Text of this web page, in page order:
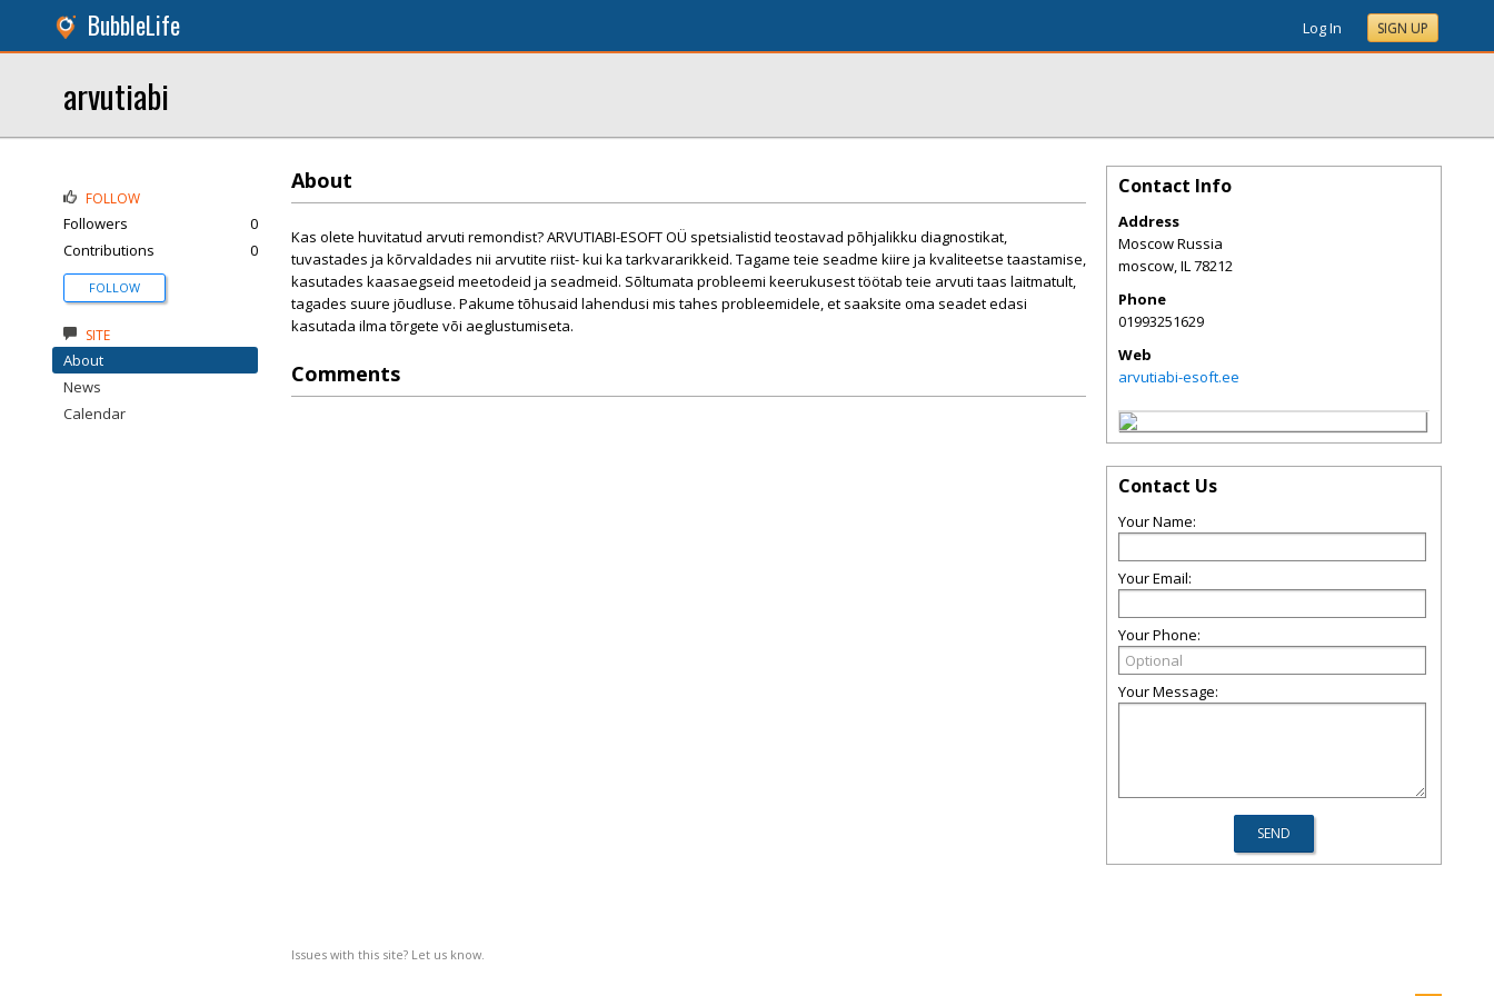
BubbleLife Log In SIGN UP
arvutiabi
About
Kas olete huvitatud arvuti remondist? ARVUTIABI-ESOFT OÜ spetsialistid teostavad põhjalikku diagnostikat,
tuvastades ja kõrvaldades nii arvutite riist- kui ka tarkvararikkeid. Tagame teie seadme kiire ja kvaliteetse taastamise,
kasutades kaasaegseid meetodeid ja seadmeid. Sõltumata probleemi keerukusest töötab teie arvuti taas laitmatult,
tagades suure jõudluse. Pakume tõhusaid lahendusi mis tahes probleemidele, et saaksite oma seadet edasi
kasutada ilma tõrgete või aeglustumiseta.
Comments
Issues with this site? Let us know.
FOLLOW
Followers
0
Contributions
0
FOLLOW
SITE
About
News
Calendar
Contact Info
Address
Moscow Russia
moscow,IL78212
Phone
01993251629
Web
arvutiabi-esoft.ee
Contact Us
Your Name:
Your Email:
Your Phone:
Your Message: